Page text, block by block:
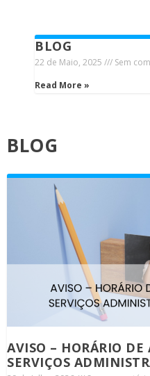
BLOG
22 de Maio, 2025
Sem
Read More »
BLOG
AVISO – HORÁRIO
SERVIÇOS